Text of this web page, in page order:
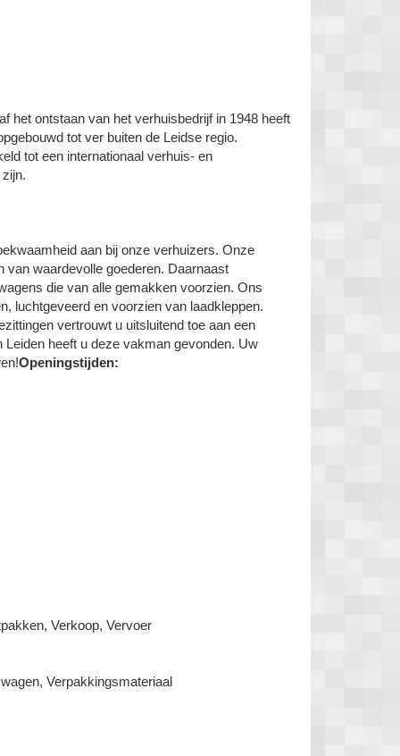
het ontstaan van het verhuisbedrijf in 1948 heeft
tot ver buiten de Leidse regio.
tot een internationaal verhuis- en
aan bij onze verhuizers. Onze
waardevolle goederen. Daarnaast
die van alle gemakken voorzien. Ons
luchtgeveerd en voorzien van laadkleppen.
vertrouwt u uitsluitend toe aan een
heeft u deze vakman gevonden. Uw
Openingstijden:
Verkoop, Vervoer
Verpakkingsmateriaal